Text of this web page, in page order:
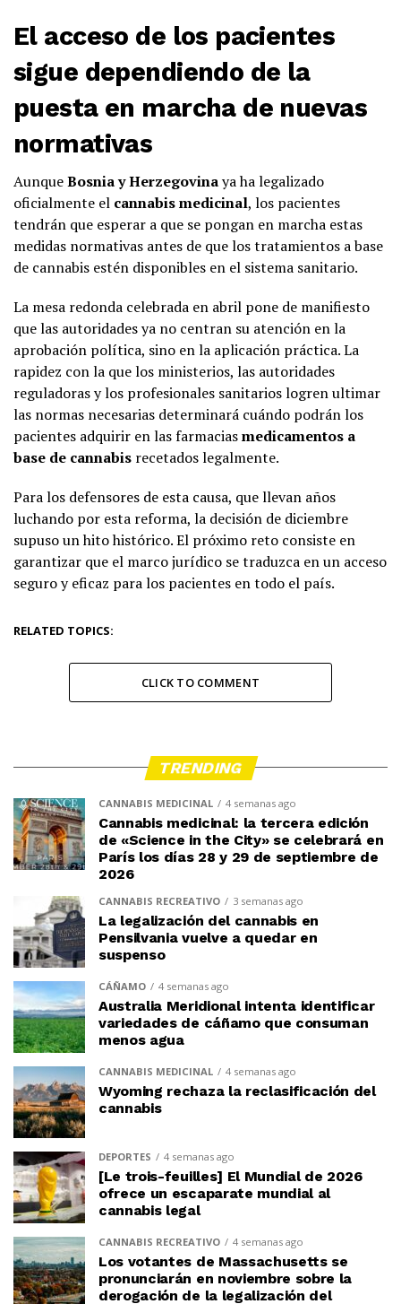
El acceso de los pacientes
sigue dependiendo de la
puesta en marcha de nuevas
normativas
AunqueBosnia y Herzegovinaya ha legalizado
oficialmente el cannabis medicinal, los pacientes
tendrán que esperar a que se pongan en marcha estas
medidas normativas antes de que los tratamientos a base
de cannabis estén disponibles en el sistema sanitario.
La mesa redonda celebrada en abril pone de manifiesto
que las autoridades ya no centran su atención en la
aprobación política, sino en la aplicación práctica. La
rapidez con la que los ministerios, las autoridades
reguladoras y los profesionales sanitarios logren ultimar
las normas necesarias determinará cuándo podrán los
pacientes adquirir en las farmaciasmedicamentos a
base de cannabis recetados legalmente.
Para los defensores de esta causa, que llevan años
luchando por esta reforma, la decisión de diciembre
supuso un hito histórico. El próximo reto consiste en
garantizar que el marco jurídico se traduzca en un acceso
seguro y eficaz para los pacientes en todo el país.
RELATED TOPICS:
CLICK TO COMMENT
TRENDING
CANNABIS MEDICINAL 4 semanas ago
Cannabis medicinal: la tercera edición
de «Science in the City» se celebrará en
París los días 28 y 29 de septiembre de
2026
CANNABIS RECREATIVO 3 semanas ago
La legalización del cannabis en
Pensilvania vuelve a quedar en
suspenso
CÁÑAMO 4 semanas ago
Australia Meridional intenta identificar
variedades de cáñamo que consuman
menos agua
CANNABIS MEDICINAL 4 semanas ago
Wyoming rechaza la reclasificación del
cannabis
DEPORTES 4 semanas ago
[Le trois-feuilles] El Mundial de 2026
ofrece un escaparate mundial al
cannabis legal
CANNABIS RECREATIVO 4 semanas ago
Los votantes de Massachusetts se
pronunciarán en noviembre sobre la
derogación de la legalización del